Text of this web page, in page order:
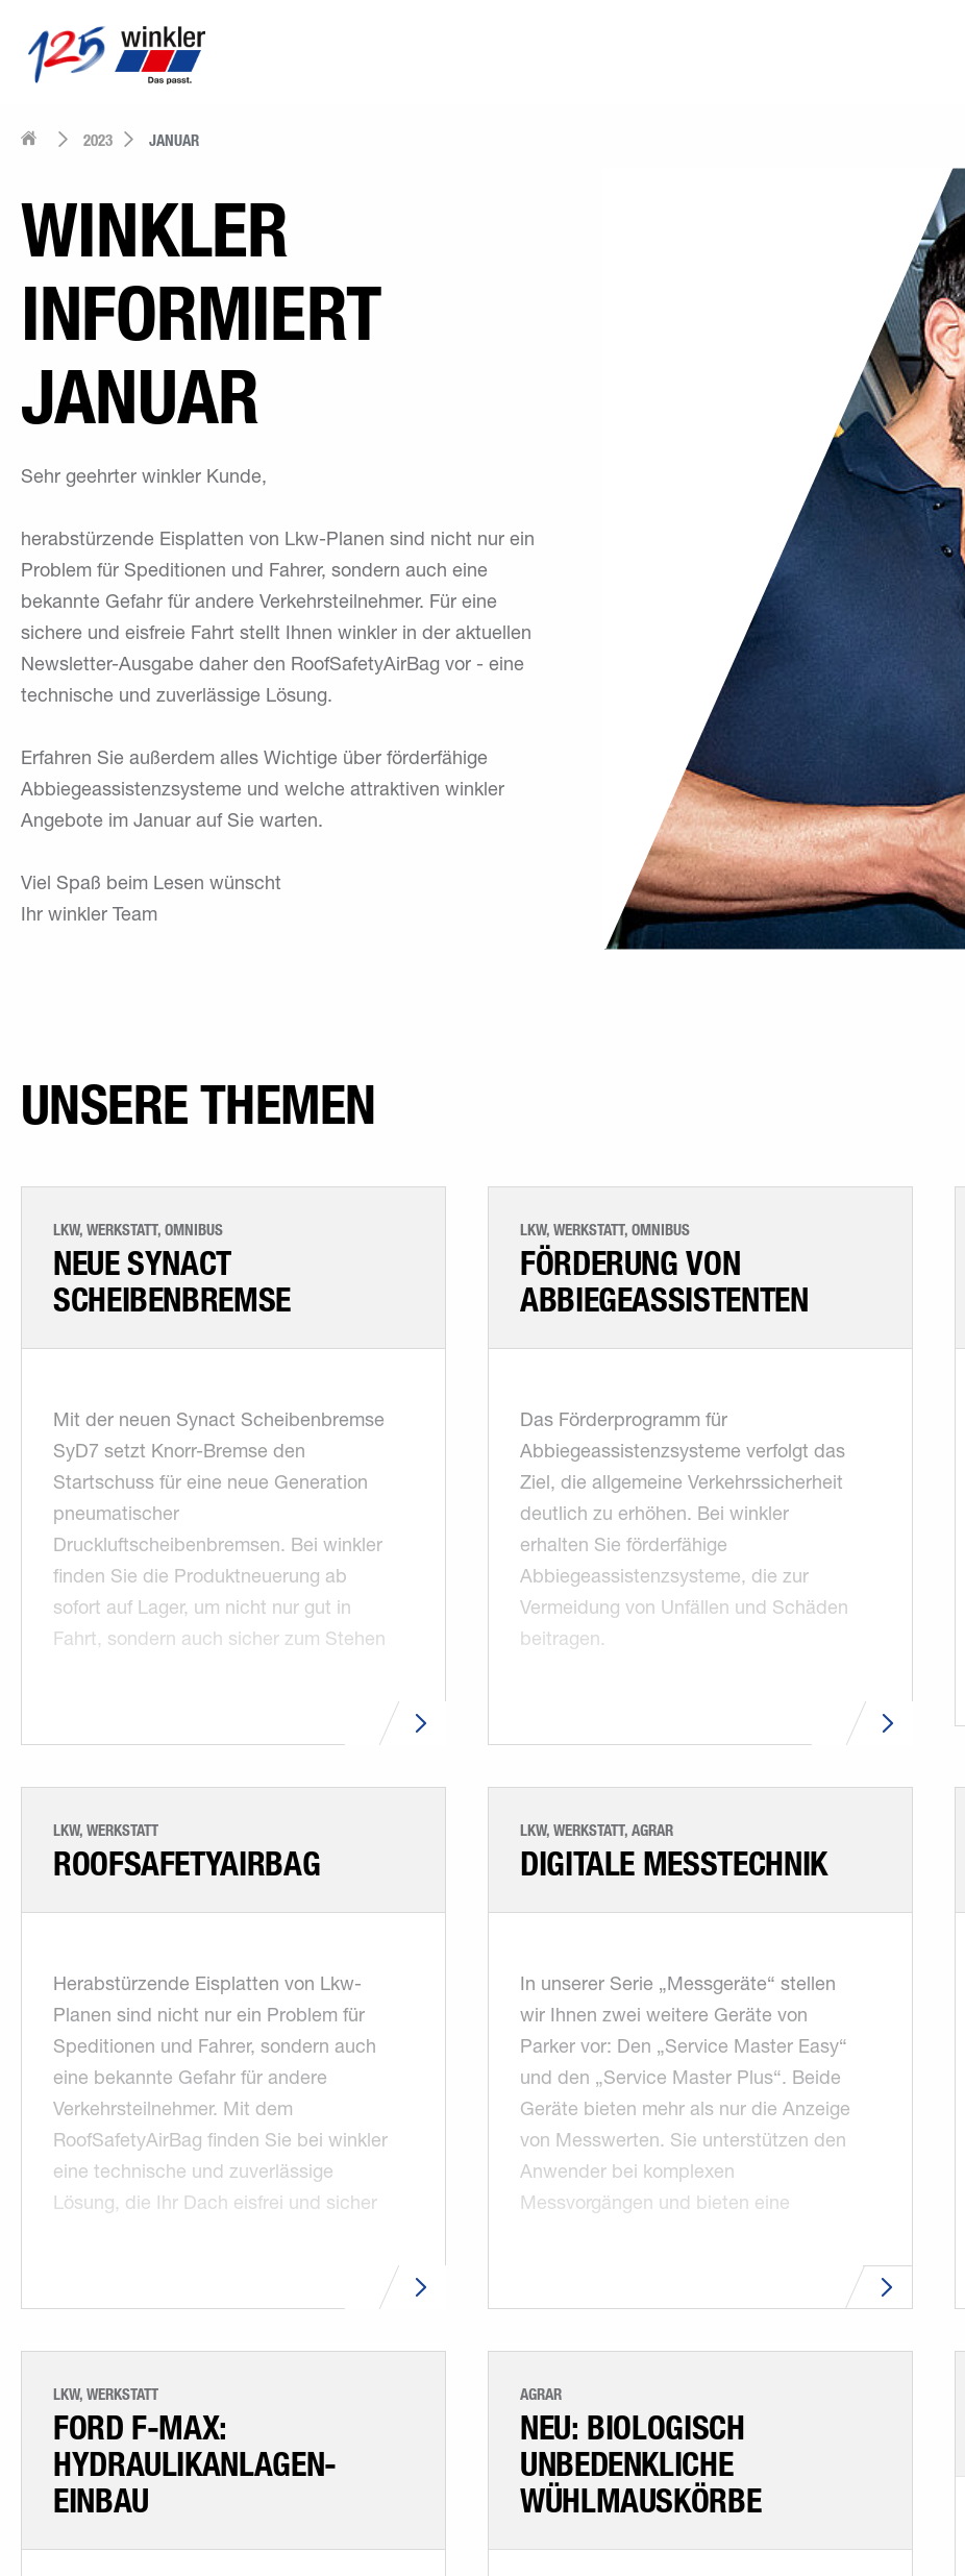
2023 JANUAR
WINKLER
INFORMIERT
JANUAR
Sehr geehrter winkler Kunde,
herabstürzende Eisplatten von Lkw-Planen sind nicht nur ein
Problem für Speditionen und Fahrer, sondern auch eine
bekannte Gefahr für andere Verkehrsteilnehmer. Für eine
sichere und eisfreie Fahrt stellt Ihnen winkler in der aktuellen
Newsletter-Ausgabe daher den RoofSafetyAirBag vor - eine
technische und zuverlässige Lösung.
Erfahren Sie außerdem alles Wichtige über förderfähige
Abbiegeassistenzsysteme und welche attraktiven winkler
Angebote im Januar auf Sie warten.
Viel Spaß beim Lesen wünscht
Ihr winkler Team
UNSERE THEMEN
LKW, WERKSTATT, OMNIBUS
NEUE SYNACT
SCHEIBENBREMSE
Mit der neuen Synact Scheibenbremse
SyD7 setzt Knorr-Bremse den
Startschuss für eine neue Generation
pneumatischer
Druckluftscheibenbremsen. Bei winkler
finden Sie die Produktneuerung ab
sofort auf Lager, um nicht nur gut in
Fahrt, sondern auch sicher zum Stehen
LKW, WERKSTATT, OMNIBUS
FÖRDERUNG VON
ABBIEGEASSISTENTEN
Das Förderprogramm für
Abbiegeassistenzsysteme verfolgt das
Ziel, die allgemeine Verkehrssicherheit
deutlich zu erhöhen. Bei winkler
erhalten Sie förderfähige
Abbiegeassistenzsysteme, die zur
Vermeidung von Unfällen und Schäden
beitragen.
LKW, WERKSTATT
ROOFSAFETYAIRBAG
Herabstürzende Eisplatten von Lkw-
Planen sind nicht nur ein Problem für
Speditionen und Fahrer, sondern auch
eine bekannte Gefahr für andere
Verkehrsteilnehmer. Mit dem
RoofSafetyAirBag finden Sie bei winkler
eine technische und zuverlässige
Lösung, die Ihr Dach eisfrei und sicher
LKW, WERKSTATT, AGRAR
DIGITALE MESSTECHNIK
In unserer Serie „Messgeräte“ ­stellen
wir Ihnen zwei weitere ­Geräte von
Parker vor: Den „Service Master Easy“
und den „Service Master Plus“. Beide
Geräte bieten mehr als nur die Anzeige
von Messwerten. Sie unterstützen den
Anwender bei komplexen
Messvorgängen und bieten eine
LKW, WERKSTATT
FORD F-MAX:
HYDRAULIKANLAGEN-
EINBAU
AGRAR
NEU: BIOLOGISCH
UNBEDENKLICHE
WÜHLMAUSKÖRBE